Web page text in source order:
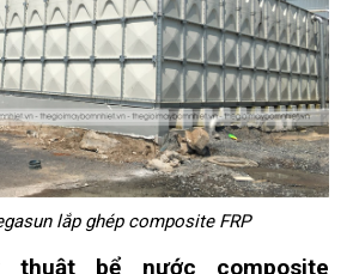
lắp ghép composite FRP
thuật bể nước composite